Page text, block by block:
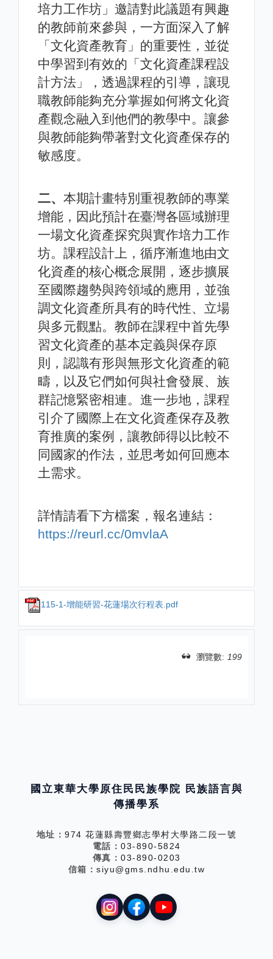
培力工作坊」邀請對此議題有興趣
的教師前來參與，一方面深入了解
「文化資產教育」的重要性，並從
中學習到有效的「文化資產課程設
計方法」，透過課程的引導，讓現
職教師能夠充分掌握如何將文化資
產觀念融入到他們的教學中。讓參
與教師能夠帶著對文化資產保存的
敏感度。
二、 本期計畫特別重視教師的專業
增能，因此預計在臺灣各區域辦理
一場文化資產探究與實作培力工作
坊。課程設計上，循序漸進地由文
化資產的核心概念展開，逐步擴展
至國際趨勢與跨領域的應用，並強
調文化資產所具有的時代性、立場
與多元觀點。教師在課程中首先學
習文化資產的基本定義與保存原
則，認識有形與無形文化資產的範
疇，以及它們如何與社會發展、族
群記憶緊密相連。進一步地，課程
引介了國際上在文化資產保存及教
育推廣的案例，讓教師得以比較不
同國家的作法，並思考如何回應本
土需求。
詳情請看下方檔案，報名連結：
https://reurl.cc/0mvlaA
115-1-增能研習-花蓮場次行程表.pdf
瀏覽數: 199
國立東華大學原住民民族學院 民族語言與
傳播學系
地址：974 花蓮縣壽豐鄉志學村大學路二段一號
電話： 03-890-5824
傳真： 03-890-0203
信箱：siyu@gms.ndhu.edu.tw